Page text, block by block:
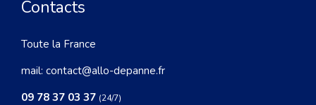
Contacts
Toute la France
mail: contact@allo-depanne.fr
09 78 37 03 37 (24/7)